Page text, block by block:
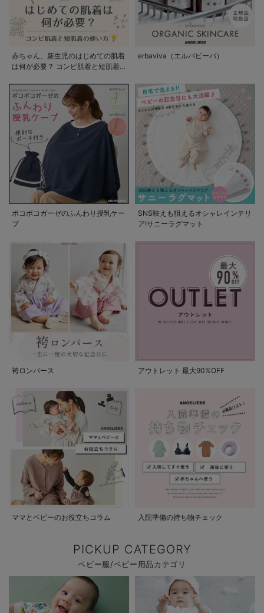
赤ちゃん、新生児のはじめての肌着
は何が必要？ コンビ肌着と短肌着
erbaviva（エルバビーバ）
ポコポコガーゼのふんわり授乳ケー
プ
SNS映えも狙えるオシャレインテリ
ア!サニーラグマット
袴ロンパース アウトレット 最大90%OFF
ママとベビーのお役立ちコラム 入院準備の持ち物チェック
PICKUP CATEGORY
ベビー服/ベビー用品カテゴリ